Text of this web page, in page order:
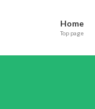
Home
Top page